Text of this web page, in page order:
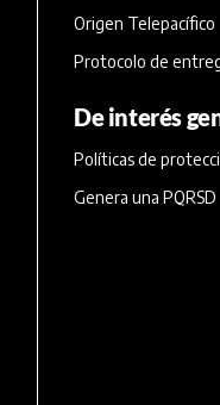
Origen Telepacífico
Protocolo de
De interés
Políticas de
Genera una PQRSD